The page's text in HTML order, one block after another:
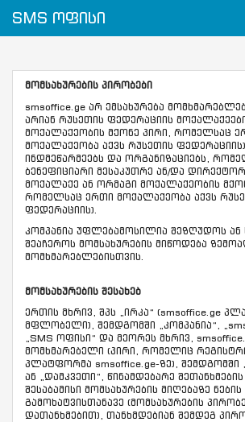
SMS ოფისი
მომსახურების პირობები
smsoffice.ge არ ემსახურება
არიან რუსეთის ფედერაციის
მოქალაქეობის მქონე პირი, რომელსაც
მოქალაქეობა აქვს რუსეთის
ინდმეწარმეებს და ორგანიზაციებს,
ბენეფიციარი მესაკუთრე ან/და
მოქალაქე ან ორმაგი მოქალაქეობის
რომელსაც ერთი მოქალაქეობა აქვს
ფედერაციის).
კომპანია უფლებამოსილია შეზღუდოს
შეაჩეროს მომსახურების მიწოდება
მომხმარებლებისთვის.
მომსახურების შესახებ
ერთის მხრივ, შპს „ირკა“ (smsoffice.ge
მფლობელი), შემდგომში „კომპანია“,
„SMS ოფისი“ და მეორეს მხრივ,
მომხმარებელი (პირი, რომელიც
პლატფორმა smsoffice.ge-ზე), შემდგომში
ან „დამკვეთი“, წინამდებარე
შესაბამისი მომსახურების მიღებაზე ნების
გამოხატვისთანავე (მომსახურების
დათანხმებით), თანხმდებიან შემდეგ